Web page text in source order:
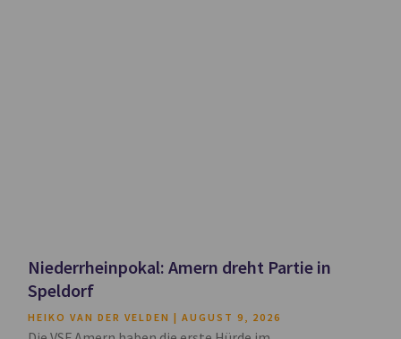
Niederrheinpokal: Amern dreht Partie in
Speldorf
HEIKO VAN DER VELDEN AUGUST 9, 2026